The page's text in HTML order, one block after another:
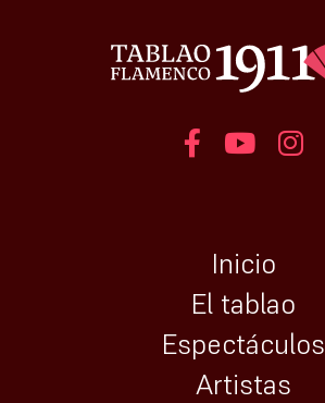
Inicio
El tablao
Espectáculos
Artistas